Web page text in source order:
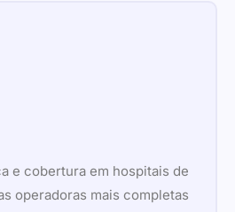
e cobertura em hospitais de
operadoras mais completas